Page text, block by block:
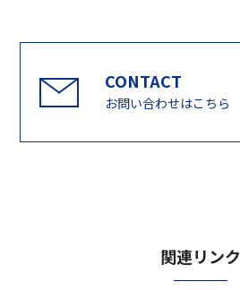
お問い合わせはこちら
関連リンク